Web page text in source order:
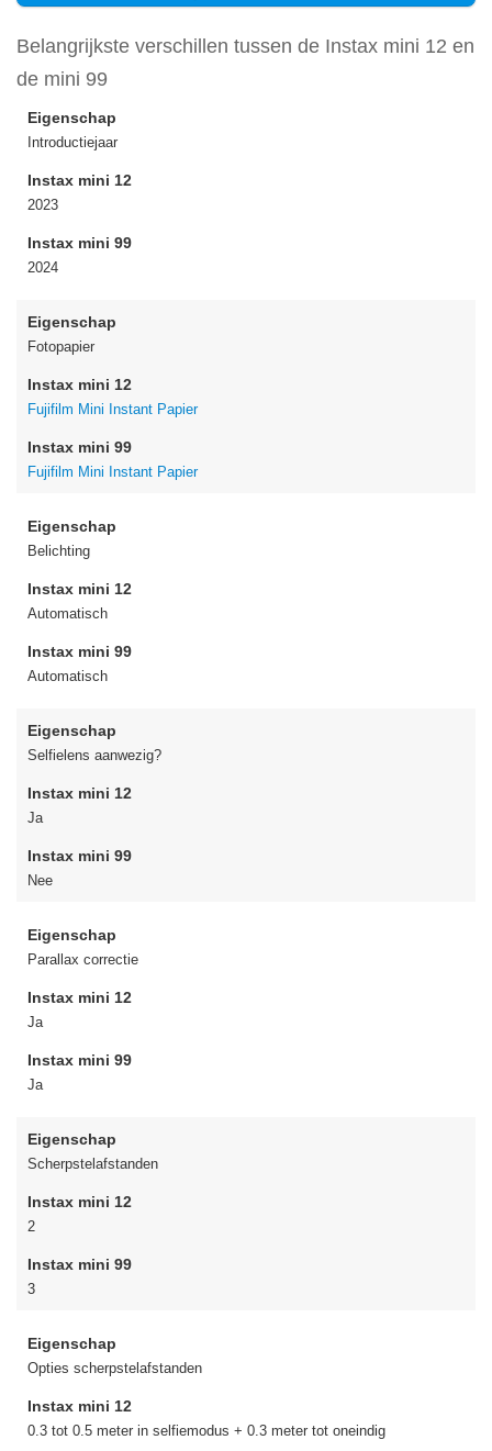
Belangrijkste verschillen tussen de Instax mini 12 en
de mini 99
Eigenschap
Introductiejaar
Instax mini 12
2023
Instax mini 99
2024
Eigenschap
Fotopapier
Instax mini 12
Fujifilm Mini Instant Papier
Instax mini 99
Fujifilm Mini Instant Papier
Eigenschap
Belichting
Instax mini 12
Automatisch
Instax mini 99
Automatisch
Eigenschap
Selfielens aanwezig?
Instax mini 12
Ja
Instax mini 99
Nee
Eigenschap
Parallax correctie
Instax mini 12
Ja
Instax mini 99
Ja
Eigenschap
Scherpstelafstanden
Instax mini 12
2
Instax mini 99
3
Eigenschap
Opties scherpstelafstanden
Instax mini 12
0.3 tot 0.5 meter in selfiemodus + 0.3 meter tot oneindig